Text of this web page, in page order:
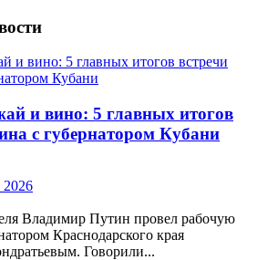
и вино: 5 главных итогов
с губернатором Кубани
2026
Владимир Путин провел рабочую
Краснодарского края
Говорили...